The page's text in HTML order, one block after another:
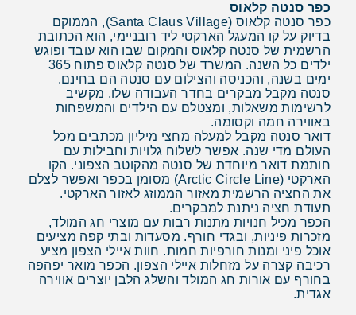
כפר סנטה קלאוס
כפר סנטה קלאוס (Santa Claus Village), הממוקם
בדיוק על קו המעגל הארקטי ליד רובניימי, הוא הכתובת
הרשמית של סנטה קלאוס והמקום שבו הוא עובד ופוגש
ילדים כל השנה. המשרד של סנטה קלאוס פתוח 365
ימים בשנה, והכניסה והצילום עם סנטה הם בחינם.
סנטה מקבל מבקרים בחדר העבודה שלו, מקשיב
לרשימות משאלות, ומצטלם עם הילדים והמשפחות
באווירה חמה וקסומה.
דואר סנטה מקבל למעלה מחצי מיליון מכתבים מכל
העולם מדי שנה. אפשר לשלוח גלויות וחבילות עם
חותמת דואר מיוחדת של סנטה מהקוטב הצפוני. הקו
הארקטי (Arctic Circle Line) מסומן בכפר ואפשר לצלם
את החציה הרשמית מאזור הממוזג לאזור הארקטי.
תעודת חציה ניתנת למבקרים.
הכפר מכיל חנויות מתנות רבות עם מוצרי חג המולד,
מזכרות פיניות, ובגדי חורף. מסעדות ובתי קפה מציעים
אוכל פיני ומנות חורפיות חמות. חוות איילי הצפון מציע
רכיבה קצרה על מזחלות איילי הצפון. הכפר מואר יפהפה
בחורף עם אורות חג המולד והשלג הלבן יוצרים אווירה
אגדית.